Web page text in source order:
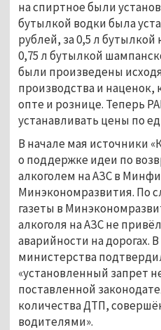
на спиртное были
бутылкой водки была
рублей, за 0,5 л бутылкой
0,75 л бутылкой
были произведены
производства и
опте и рознице. Теперь
устанавливать цены по
В начале мая источники
о поддержке идеи по
алкоголем на АЗС в
Минэкономразвития. По
газеты в
алкоголя на АЗС не
аварийности на дорогах.
министерства
«установленный запрет
поставленной
количества ДТП,
водителями».